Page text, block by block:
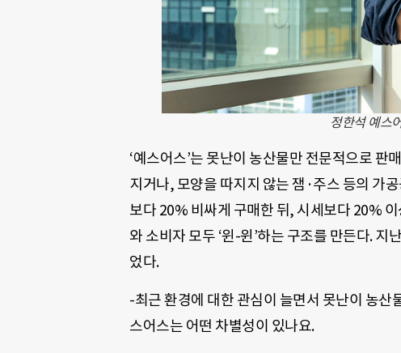
정한석 예스
‘예스어스’는 못난이 농산물만 전문적으로 판
지거나, 모양을 따지지 않는 잼·주스 등의 가
보다 20% 비싸게 구매한 뒤, 시세보다 20%
와 소비자 모두 ‘윈-윈’하는 구조를 만든다.
었다.
-최근 환경에 대한 관심이 늘면서 못난이 농산
스어스는 어떤 차별성이 있나요.